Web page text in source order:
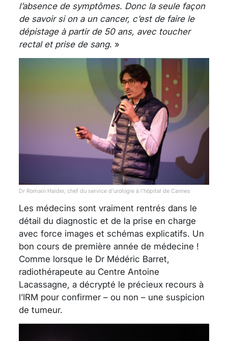
l’absence de symptômes. Donc la seule façon
de savoir si on a un cancer, c’est de faire le
dépistage à partir de 50 ans, avec toucher
rectal et prise de sang. »
Dr Romain Haider, chef du service d’urologie à l’hôpital de Cannes
Les médecins sont vraiment rentrés dans le
détail du diagnostic et de la prise en charge
avec force images et schémas explicatifs. Un
bon cours de première année de médecine !
Comme lorsque le Dr Médéric Barret,
radiothérapeute au Centre Antoine
Lacassagne, a décrypté le précieux recours à
l’IRM pour confirmer – ou non – une suspicion
de tumeur.